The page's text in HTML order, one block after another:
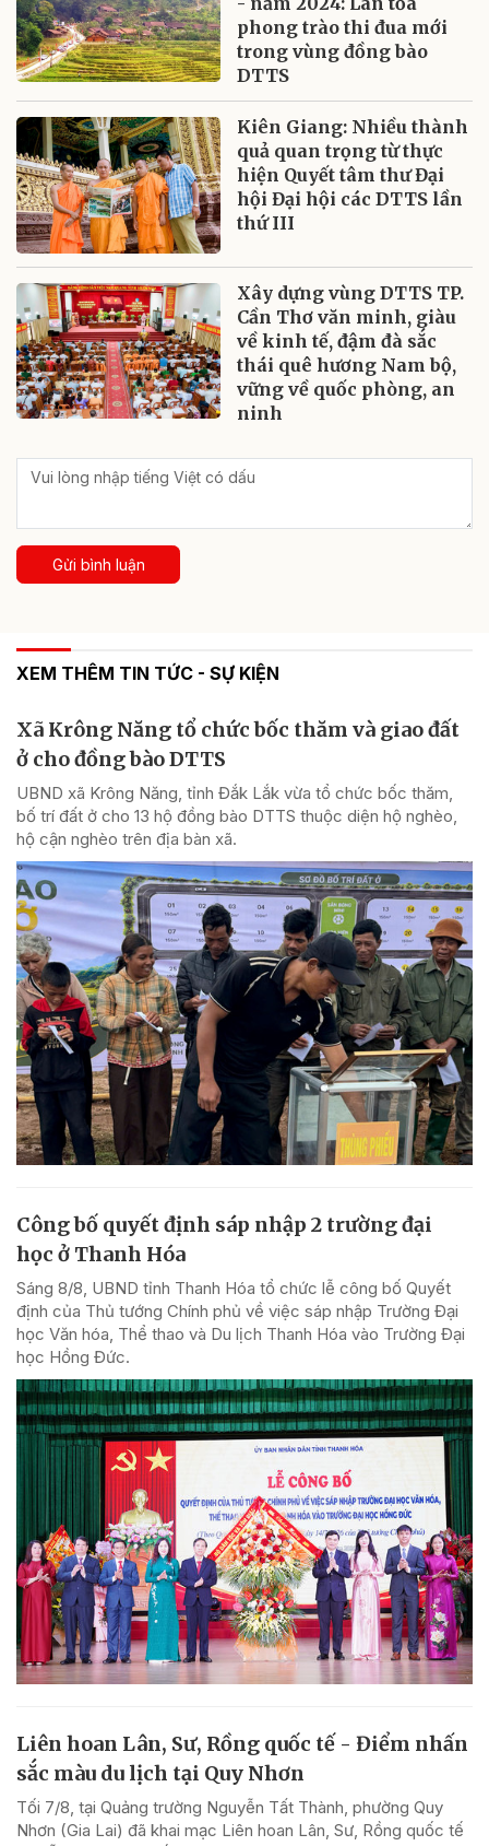
phong trào thi đua mới
trong vùng đồng bào
DTTS
Kiên Giang: Nhiều thành
quả quan trọng từ thực
hiện Quyết tâm thư Đại
hội Đại hội các DTTS lần
thứ III
Xây dựng vùng DTTS TP.
Cần Thơ văn minh, giàu
về kinh tế, đậm đà sắc
thái quê hương Nam bộ,
vững về quốc phòng, an
ninh
Gửi bình luận
XEM THÊM TIN TỨC - SỰ KIỆN
Xã Krông Năng tổ chức bốc thăm và giao đất
ở cho đồng bào DTTS
UBND xã Krông Năng, tỉnh Đắk Lắk vừa tổ chức bốc thăm,
bố trí đất ở cho 13 hộ đồng bào DTTS thuộc diện hộ nghèo,
hộ cận nghèo trên địa bàn xã.
Công bố quyết định sáp nhập 2 trường đại
học ở Thanh Hóa
Sáng 8/8, UBND tỉnh Thanh Hóa tổ chức lễ công bố Quyết
định của Thủ tướng Chính phủ về việc sáp nhập Trường Đại
học Văn hóa, Thể thao và Du lịch Thanh Hóa vào Trường Đại
học Hồng Đức.
Liên hoan Lân, Sư, Rồng quốc tế - Điểm nhấn
sắc màu du lịch tại Quy Nhơn
Tối 7/8, tại Quảng trường Nguyễn Tất Thành, phường Quy
Nhơn (Gia Lai) đã khai mạc Liên hoan Lân, Sư, Rồng quốc tế